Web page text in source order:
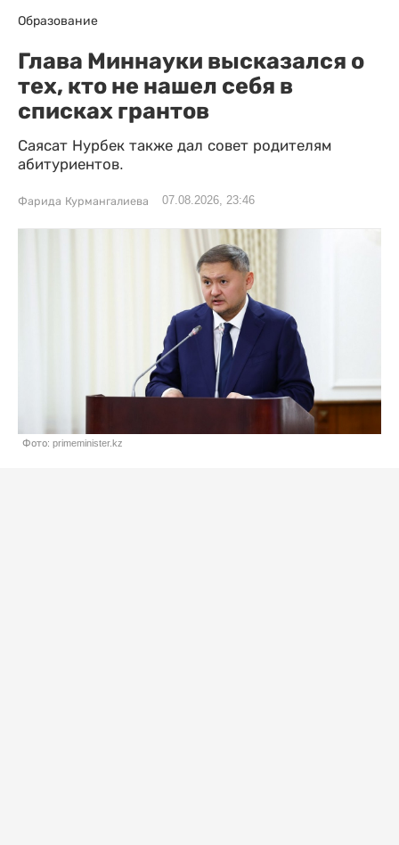
Образование
Глава Миннауки высказался о
тех, кто не нашел себя в
списках грантов
Саясат Нурбек также дал совет родителям
абитуриентов.
Фарида Курмангалиева 07.08.2026, 23:46
Фото: primeminister.kz